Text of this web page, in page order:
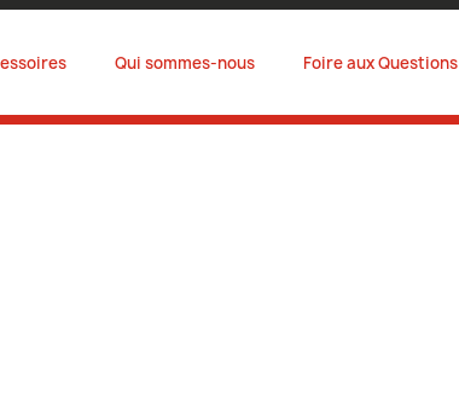
Qui sommes-nous Foire aux Questions